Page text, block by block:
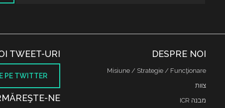
DESPRE NOI
Misiune / Strategie / Funcţionare
צוות
מבנה ICR
TWEET-URI
PE TWITTER
NE